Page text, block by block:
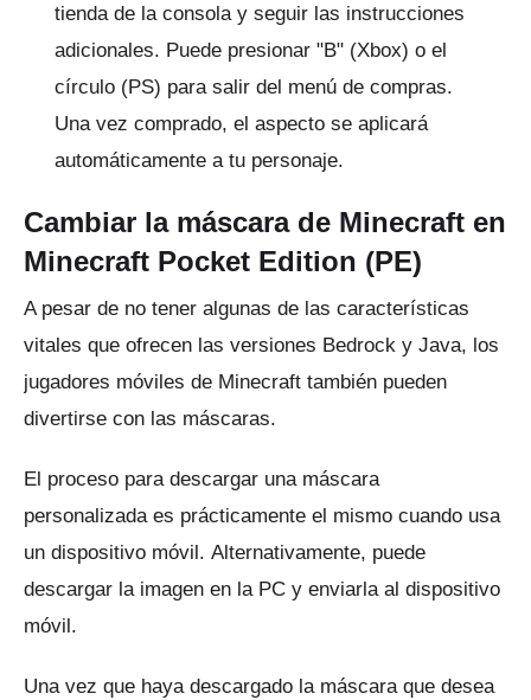
tienda de la consola y seguir las instrucciones
adicionales. Puede presionar "B" (Xbox) o el
círculo (PS) para salir del menú de compras.
Una vez comprado, el aspecto se aplicará
automáticamente a tu personaje.
Cambiar la máscara de Minecraft en
Minecraft Pocket Edition (PE)
A pesar de no tener algunas de las características
vitales que ofrecen las versiones Bedrock y Java, los
jugadores móviles de Minecraft también pueden
divertirse con las máscaras.
El proceso para descargar una máscara
personalizada es prácticamente el mismo cuando usa
un dispositivo móvil. Alternativamente, puede
descargar la imagen en la PC y enviarla al dispositivo
móvil.
Una vez que haya descargado la máscara que desea